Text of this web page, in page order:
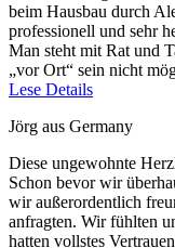
beim Hausbau durch
professionell und sehr
Man steht mit Rat und
„vor Ort“ sein nicht
Lese Details
Jörg aus Germany
Diese ungewohnte
Schon bevor wir
wir außerordentlich
anfragten. Wir fühlten
hatten vollstes